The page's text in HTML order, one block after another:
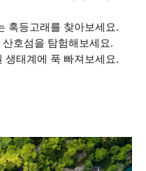
혹등고래를 찾아보세요.
호섬을 탐험해보세요.
생태계에 푹 빠져보세요.